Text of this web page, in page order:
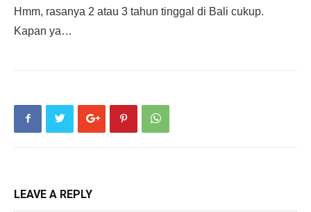
Hmm, rasanya 2 atau 3 tahun tinggal di Bali cukup.
Kapan ya…
LEAVE A REPLY